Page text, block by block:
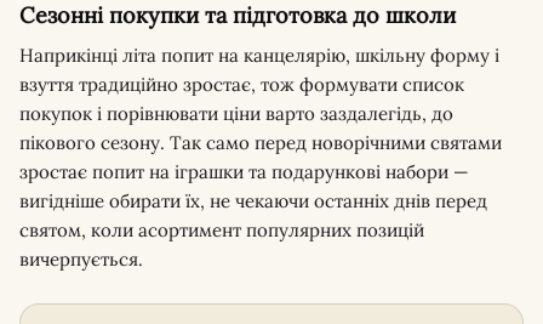
Сезонні покупки та підготовка до школи
Наприкінці літа попит на канцелярію, шкільну форму і
взуття традиційно зростає, тож формувати список
покупок і порівнювати ціни варто заздалегідь, до
пікового сезону. Так само перед новорічними святами
зростає попит на іграшки та подарункові набори —
вигідніше обирати їх, не чекаючи останніх днів перед
святом, коли асортимент популярних позицій
вичерпується.